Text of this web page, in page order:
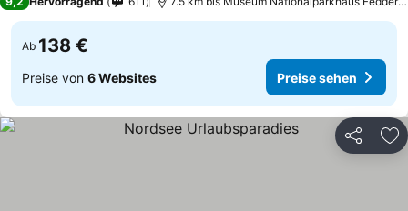
Ab 138 €
Preise von 6 Websites Preise sehen
Teilen